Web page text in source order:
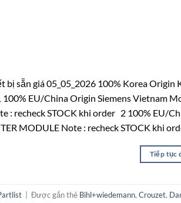
bị sẵn giá 05_05_2026 100% Korea
EU/China Origin Siemens Vietnam
: recheck STOCK khi order 2 100% EU/
MODULE Note : recheck STOCK khi
Tiếp tục
Được gắn thẻ Bihl+wiedemann, Crouzet,